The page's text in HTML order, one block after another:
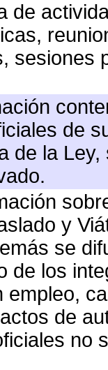
de
sesiones
de
de la
y
se
de los
empleo,
de
no